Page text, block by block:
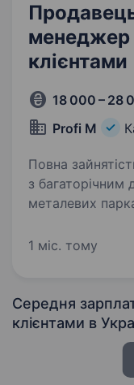
менеджер
клієнтами
18 000 – 28
Profi M
Повна зайнятість. Ми — Profі M,
з багаторічним
металевих
та
1 міс. тому
Середня
клієнтами в